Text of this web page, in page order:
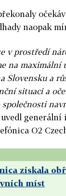
naopak
v prostředí
na
Slovensku a
situaci a
společnosti
generální
O2
získala
míst